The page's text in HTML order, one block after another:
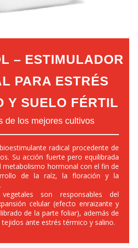
– ESTIMULADOR
PARA ESTRÉS
Y SUELO FÉRTIL
de los mejores cultivos
radical procedente de
Su acción fuerte pero equilibrada
metabolismo hormonal con el fin de
de la raíz, la floración y la
son responsables del
celular (efecto enraizante y
de la parte foliar), además de
ante estrés térmico y salino.